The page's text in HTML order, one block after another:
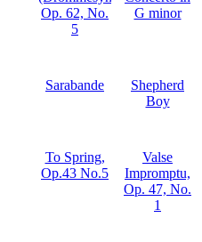
Op. 62, No.
5
G minor
Sarabande
Shepherd
Boy
To Spring,
Op.43 No.5
Valse
Impromptu,
Op. 47, No.
1